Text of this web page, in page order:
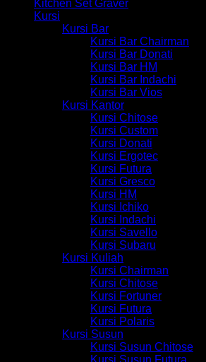
Kitchen Set Graver
Kursi
Kursi Bar
Kursi Bar Chairman
Kursi Bar Donati
Kursi Bar HM
Kursi Bar Indachi
Kursi Bar Vios
Kursi Kantor
Kursi Chitose
Kursi Custom
Kursi Donati
Kursi Ergotec
Kursi Futura
Kursi Gresco
Kursi HM
Kursi Ichiko
Kursi Indachi
Kursi Savello
Kursi Subaru
Kursi Kuliah
Kursi Chairman
Kursi Chitose
Kursi Fortuner
Kursi Futura
Kursi Polaris
Kursi Susun
Kursi Susun Chitose
Kursi Susun Futura